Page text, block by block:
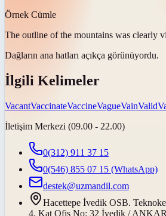
Örnek Cümle
The outline of the mountains was clearly
Dağların ana hatları açıkça görünüyordu.
İlgili Kelimeler
VacantVaccinateVaccineVagueVainValid
İletişim Merkezi (09.00 - 22.00)
0(312) 911 37 15
0(546) 855 07 15 (WhatsApp)
destek@uzmandil.com
Hacettepe İvedik OSB.
4. Kat Ofis No: 32 İvedik /